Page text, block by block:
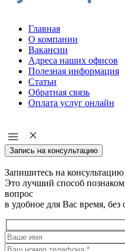
Главная
О компании
Вакансии
Адреса наших офисов
Полезная информация
Статьи
Обратная связь
Оплата услуг онлайн
Запись на консультацию
Запишитесь на консультацию
Это лучший способ
вопрос
в удобное для Вас время, без